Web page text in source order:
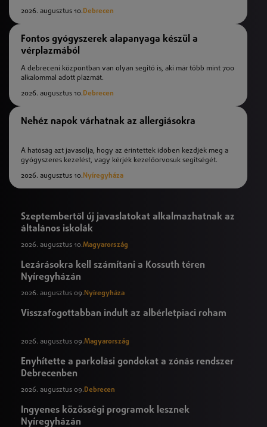
2026. augusztus 10.Debrecen
Fontos gyógyszerek alapanyaga készül a
vérplazmából
A debreceni központban van olyan segítő is, aki már több mint 700
alkalommal adott plazmát.
2026. augusztus 10.Debrecen
Nehéz napok várhatnak az allergiásokra
A hatóság azt javasolja, hogy az érintettek időben kezdjék meg a
gyógyszeres kezelést, vagy kérjék kezelőorvosuk segítségét.
2026. augusztus 10. Nyíregyháza
Szeptembertől új javaslatokat alkalmazhatnak az
általános iskolák
2026. augusztus 10.Magyarország
Lezárásokra kell számítani a Kossuth téren
Nyíregyházán
2026. augusztus 09. Nyíregyháza
Visszafogottabban indult az albérletpiaci roham
2026. augusztus 09.Magyarország
Enyhítette a parkolási gondokat a zónás rendszer
Debrecenben
2026. augusztus 09.Debrecen
Ingyenes közösségi programok lesznek
Nyíregyházán